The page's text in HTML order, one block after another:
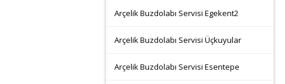
Arçelik Buzdolabı Servisi Egekent2
Arçelik Buzdolabı Servisi Üçkuyular
Arçelik Buzdolabı Servisi Esentepe